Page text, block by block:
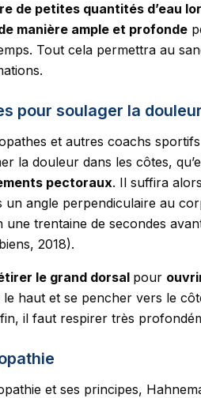
de petites quantités d’eau
manière ample et profonde
Tout cela permettra au
pour soulager la douleur
et autres coachs
la douleur dans les côtes,
pectoraux. Il suffira
un angle perpendiculaire au
une trentaine de secondes
2018).
le grand dorsal pour
haut et se pencher vers le
il faut respirer très
et ses principes,